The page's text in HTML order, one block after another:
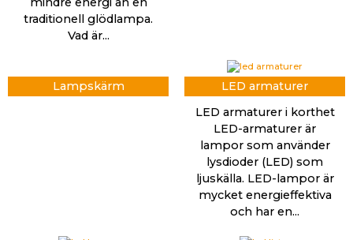
traditionell glödlampa.
Vad är...
Lampskärm
LED armaturer
LED armaturer i korthet
LED-armaturer är
lampor som använder
lysdioder (LED) som
ljuskälla. LED-lampor är
mycket energieffektiva
och har en...